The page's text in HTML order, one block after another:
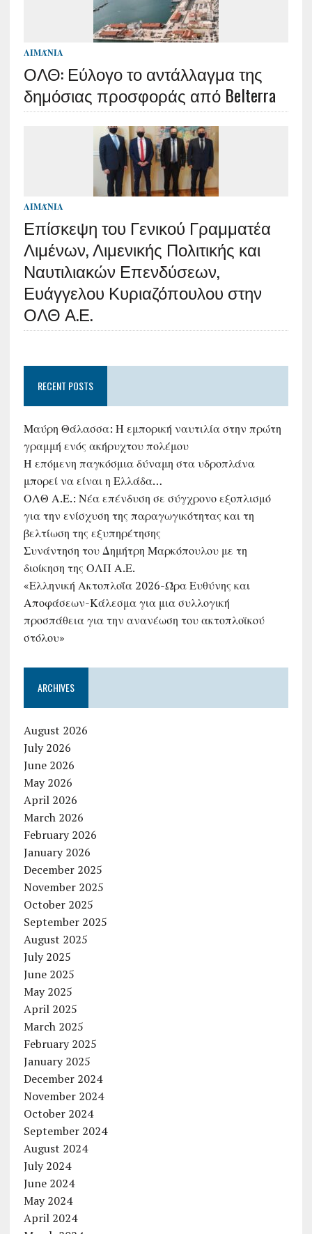
ΛΙΜΆΝΙΑ
ΟΛΘ: Εύλογο το αντάλλαγμα της
δημόσιας προσφοράς από Belterra
ΛΙΜΆΝΙΑ
Επίσκεψη του Γενικού Γραμματέα
Λιμένων, Λιμενικής Πολιτικής και
Ναυτιλιακών Επενδύσεων,
Ευάγγελου Κυριαζόπουλου στην
ΟΛΘ Α.Ε.
RECENT POSTS
Μαύρη Θάλασσα: Η εμπορική ναυτιλία στην πρώτη
γραμμή ενός ακήρυχτου πολέμου
Η επόμενη παγκόσμια δύναμη στα υδροπλάνα
μπορεί να είναι η Ελλάδα…
ΟΛΘ Α.Ε.: Νέα επένδυση σε σύγχρονο εξοπλισμό
για την ενίσχυση της παραγωγικότητας και τη
βελτίωση της εξυπηρέτησης
Συνάντηση του Δημήτρη Μαρκόπουλου με τη
διοίκηση της ΟΛΠ Α.Ε.
«Ελληνική Ακτοπλοΐα 2026-Ώρα Ευθύνης και
Αποφάσεων-Κάλεσμα για μια συλλογική
προσπάθεια για την ανανέωση του ακτοπλοϊκού
στόλου»
ARCHIVES
August 2026
July 2026
June 2026
May 2026
April 2026
March 2026
February 2026
January 2026
December 2025
November 2025
October 2025
September 2025
August 2025
July 2025
June 2025
May 2025
April 2025
March 2025
February 2025
January 2025
December 2024
November 2024
October 2024
September 2024
August 2024
July 2024
June 2024
May 2024
April 2024